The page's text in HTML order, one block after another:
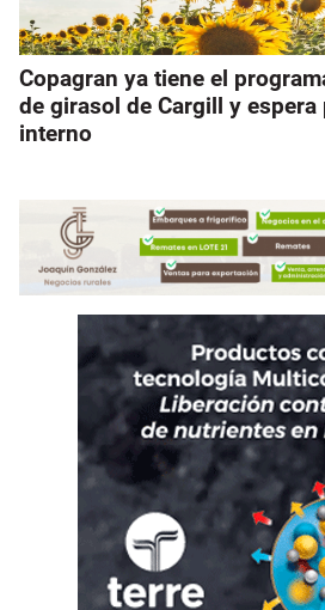
Copagran ya tiene el
de girasol de Cargill y espera
interno